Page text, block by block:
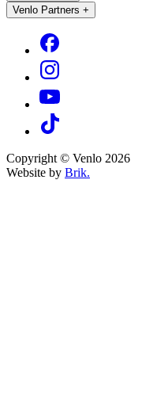
Venlo Partners +
Copyright © Venlo 2026
Website by Brik.